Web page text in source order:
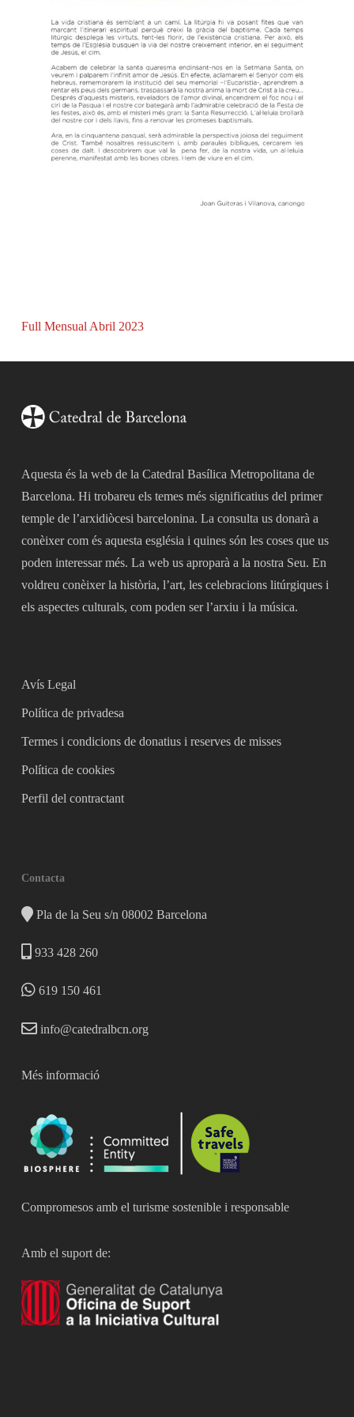
Full Mensual Abril 2023
Aquesta és la web de la Catedral Basílica Metropolitana de
Barcelona. Hi trobareu els temes més significatius del primer
temple de l’arxidiòcesi barcelonina. La consulta us donarà a
conèixer com és aquesta església i quines són les coses que us
poden interessar més. La web us aproparà a la nostra Seu. En
voldreu conèixer la història, l’art, les celebracions litúrgiques i
els aspectes culturals, com poden ser l’arxiu i la música.
Avís Legal
Política de privadesa
Termes i condicions de donatius i reserves de misses
Política de cookies
Perfil del contractant
Contacta
Pla de la Seu s/n 08002 Barcelona
933 428 260
619 150 461
info@catedralbcn.org
Més informació
Compromesos amb el turisme sostenible i responsable
Amb el suport de: